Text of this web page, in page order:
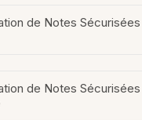
de Notes
de Notes